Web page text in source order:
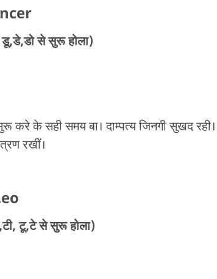
डू,डे,डो से सुरू होला)
करे के सही समय बा। दाम्पत्य जिनगी सुखद रही।
रखीं।
टू,टे से सुरू होला)